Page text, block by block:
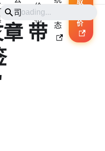
司
价
格
态
价
带